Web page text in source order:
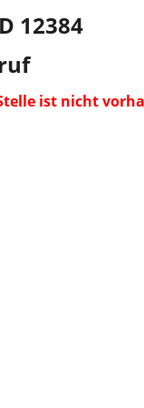
12384
ist nicht